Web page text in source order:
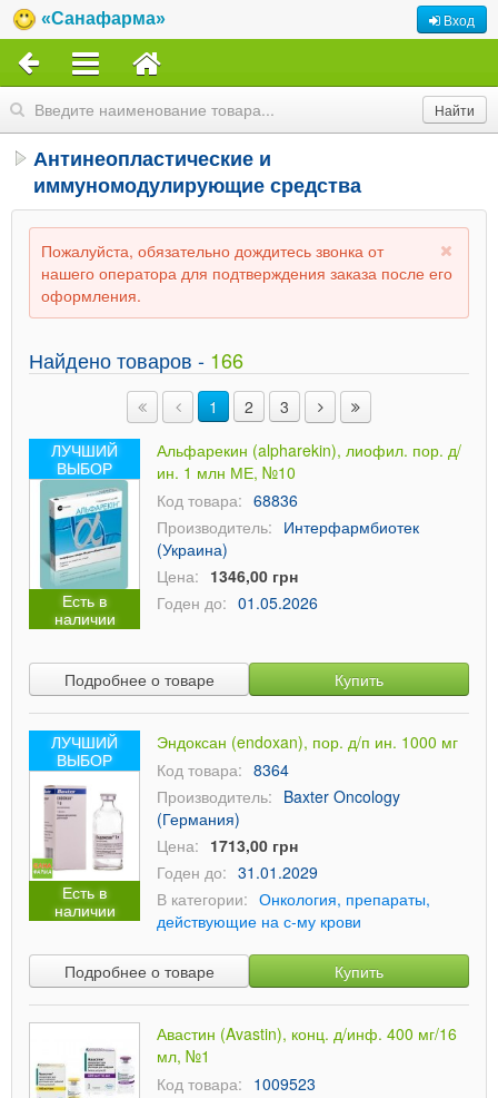
«Санафарма» Вход
Антинеопластические и
иммуномодулирующие средства
Пожалуйста, обязательно дождитесь звонка от
нашего оператора для подтверждения заказа после его
оформления.
Найдено товаров - 166
1 2
3
ЛУЧШИЙ
ВЫБОР
Есть в
наличии
Альфарекин (alpharekin), лиофил. пор. д/
ин. 1 млн МЕ, №10
Код товара: 68836
Производитель: Интерфармбиотек
(Украина)
Цена: 1346,00 грн
Годен до: 01.05.2026
Подробнее о товаре Купить
ЛУЧШИЙ
ВЫБОР
Есть в
наличии
Эндоксан (endoxan), пор. д/п ин. 1000 мг
Код товара: 8364
Производитель: Baxter Oncology
(Германия)
Цена: 1713,00 грн
Годен до: 31.01.2029
В категории: Онкология, препараты,
действующие на с-му крови
Подробнее о товаре Купить
Авастин (Avastin), конц. д/инф. 400 мг/16
мл, №1
Код товара: 1009523